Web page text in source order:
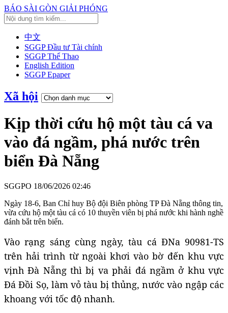
BÁO SÀI GÒN GIẢI PHÓNG
中文
SGGP Đầu tư Tài chính
SGGP Thể Thao
English Edition
SGGP Epaper
Xã hội
Kịp thời cứu hộ một tàu cá va
vào đá ngầm, phá nước trên
biển Đà Nẵng
SGGPO 18/06/2026 02:46
Ngày 18-6, Ban Chỉ huy Bộ đội Biên phòng TP Đà Nẵng thông tin,
vừa cứu hộ một tàu cá có 10 thuyền viên bị phá nước khi hành nghề
đánh bắt trên biển.
Vào rạng sáng cùng ngày, tàu cá ĐNa 90981-TS
trên hải trình từ ngoài khơi vào bờ đến khu vực
vịnh Đà Nẵng thì bị va phải đá ngầm ở khu vực
Đá Đồi Sọ, làm vỏ tàu bị thủng, nước vào ngập các
khoang với tốc độ nhanh.